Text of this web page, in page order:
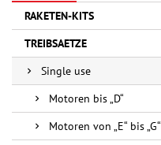
RAKETEN-KITS
TREIBSAETZE
Single use
Motoren bis „D“
Motoren von „E“ bis „G“